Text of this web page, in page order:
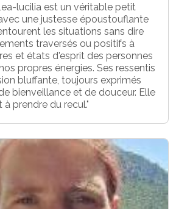
lucilia est un véritable petit
une justesse époustouflante
les situations sans dire
traversés ou positifs à
et états d'esprit des personnes
propres énergies. Ses ressentis
bluffante, toujours exprimés
bienveillance et de douceur. Elle
prendre du recul."